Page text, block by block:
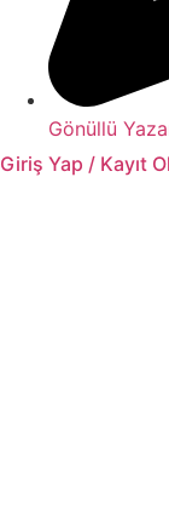
Gönüllü
Giriş Yap / Kayıt Ol